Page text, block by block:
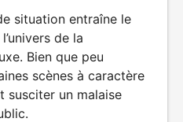
situation entraîne le
de la
Bien que peu
scènes à caractère
susciter un malaise